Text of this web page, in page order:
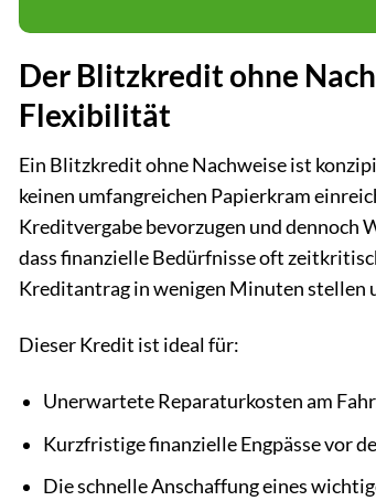
Der Blitzkredit ohne
Flexibilität
Ein Blitzkredit ohne Nachweise ist
keinen umfangreichen Papierkram
Kreditvergabe bevorzugen und dennoch
dass finanzielle Bedürfnisse oft
Kreditantrag in wenigen Minuten stellen
Dieser Kredit ist ideal für:
Unerwartete Reparaturkosten am
Kurzfristige finanzielle Engpässe vor
Die schnelle Anschaffung eines